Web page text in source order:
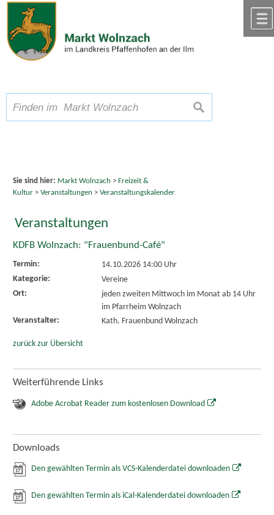
Zum Inhalt,zur Navigation
Schriftgröße A A A suchen
Sie sind hier: Markt Wolnzach > Freizeit &
Kultur> Veranstaltungen > Veranstaltungskalender
Veranstaltungen
KDFB Wolnzach: "Frauenbund-Café"
Termin:
14.10.2026 14:00 Uhr
Kategorie:
Vereine
Ort:
jeden zweiten Mittwoch im Monat ab 14 Uhr
im Pfarrheim Wolnzach
Veranstalter:
Kath. Frauenbund Wolnzach
zurück zur Übersicht
Weiterführende Links
Adobe Acrobat Reader zum kostenlosen Download
Downloads
Den gewählten Termin als VCS-Kalenderdatei downloaden
Den gewählten Termin als iCal-Kalenderdatei downloaden